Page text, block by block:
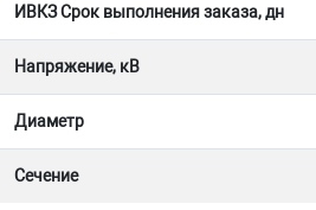
ИВКЗ Срок выполнения заказа, дн
Напряжение, кВ
Диаметр
Сечение